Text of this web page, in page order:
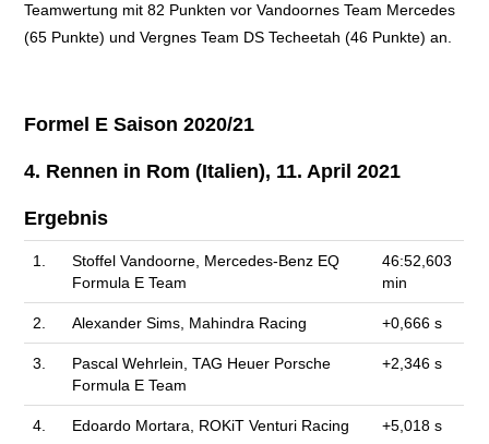
Teamwertung mit 82 Punkten vor Vandoornes Team Mercedes
(65 Punkte) und Vergnes Team DS Techeetah (46 Punkte) an.
Formel E Saison 2020/21
4. Rennen in Rom (Italien), 11. April 2021
Ergebnis
1.
Stoffel Vandoorne, Mercedes-Benz EQ
Formula E Team
46:52,603
min
2. Alexander Sims, Mahindra Racing +0,666 s
3.
Pascal Wehrlein, TAG Heuer Porsche
Formula E Team
+2,346 s
4. Edoardo Mortara, ROKiT Venturi Racing +5,018 s